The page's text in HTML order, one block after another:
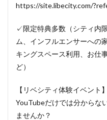
https://site.libecity.com/
✓限定特典多数（シティ内
ム、インフルエンサーへの
キングスペース利用、お仕
ど）
【リベシティ体験イベント
YouTubeだけでは分からな
ませんか？